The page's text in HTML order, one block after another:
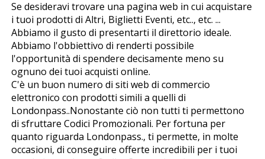
Se desideravi trovare una pagina web in cui acquistare
i tuoi prodotti di Altri, Biglietti Eventi, etc.., etc. ...
Abbiamo il gusto di presentarti il direttorio ideale.
Abbiamo l'obbiettivo di renderti possibile
l'opportunità di spendere decisamente meno su
ognuno dei tuoi acquisti online.
C'è un buon numero di siti web di commercio
elettronico con prodotti simili a quelli di
Londonpass..Nonostante ciò non tutti ti permettono
di sfruttare Codici Promozionali. Per fortuna per
quanto riguarda Londonpass., ti permette, in molte
occasioni, di conseguire offerte incredibili per i tuoi